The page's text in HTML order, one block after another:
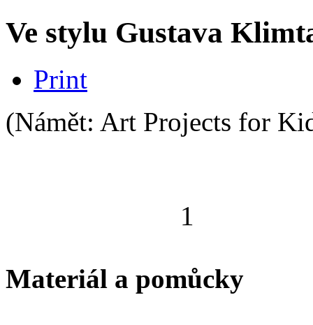
Ve stylu Gustava
Print
(Námět: Art Projects for
1
Materiál a pomůcky